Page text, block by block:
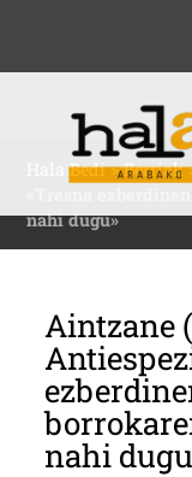
Hala Bedi>Berriak
nahi dugu»
Aintzane
nahi